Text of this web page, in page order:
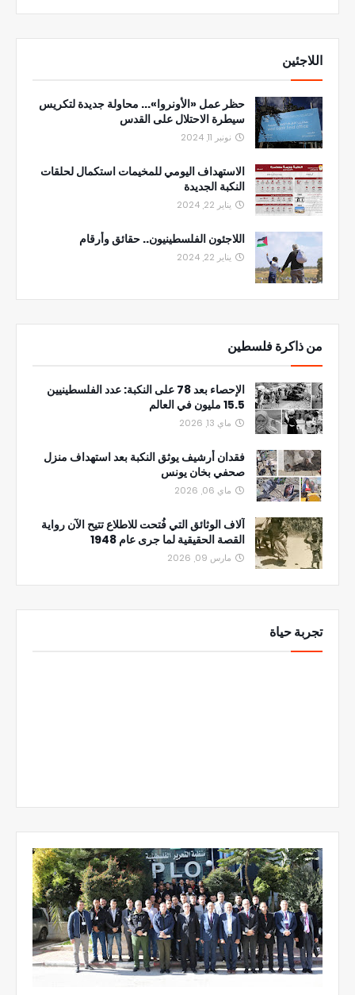
اللاجئين
حظر عمل «الأونروا»... محاولة جديدة لتكريس
سيطرة الاحتلال على القدس
نونبر 11, 2024
الاستهداف اليومي للمخيمات استكمال لحلقات
النكبة الجديدة
يناير 22, 2024
اللاجئون الفلسطينيون.. حقائق وأرقام
يناير 22, 2024
من ذاكرة فلسطين
الإحصاء بعد 78 على النكبة: عدد الفلسطينيين
15.5 مليون في العالم
ماي 13, 2026
فقدان أرشيف يوثق النكبة بعد استهداف منزل
صحفي بخان يونس
ماي 06, 2026
آلاف الوثائق التي فُتحت للاطلاع تتيح الآن رواية
القصة الحقيقية لما جرى عام 1948
مارس 09, 2026
تجربة حياة